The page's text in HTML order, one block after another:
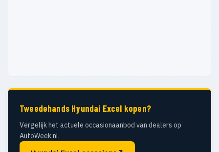
Tweedehands Hyundai Excel kopen?
Vergelijk het actuele occasionaanbod van dealers op
AutoWeek.nl.